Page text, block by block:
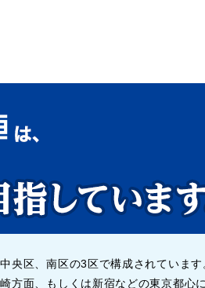
央区、南区の3区で構成されていま
方面、もしくは新宿などの東京都心